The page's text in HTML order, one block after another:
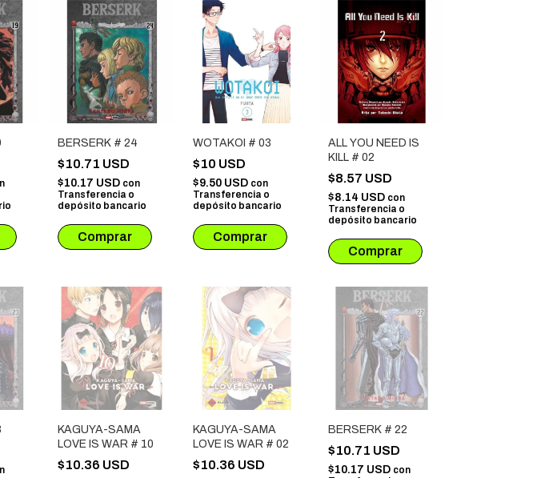
BERSERK # 24
$10.71 USD
$10.17 USD con
Transferencia o
depósito bancario
WOTAKOI # 03
$10 USD
$9.50 USD con
Transferencia o
depósito bancario
ALL YOU NEED IS
KILL # 02
$8.57 USD
$8.14 USD con
Transferencia o
depósito bancario
KAGUYA-SAMA
LOVE IS WAR # 10
$10.36 USD
KAGUYA-SAMA
LOVE IS WAR # 02
$10.36 USD
BERSERK # 22
$10.71 USD
$10.17 USD con